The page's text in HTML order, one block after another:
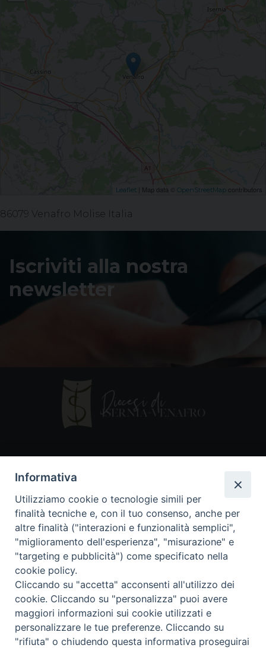
Leaflet | Map data © OpenStreetMap contributors
86079 Venafro Molise Italia
Iscriviti alla nostra
newsletter
86170 Isernia
086550849
segreteria@diocesiiserniavenafro.it
I nostri social
Copyright © 2018 - Diocesi di Isernia-Venafro (C.F.
90008750946). Riproduzione solo con permesso.
Tutti i diritti sono riservati
Informativa
Utilizziamo cookie o tecnologie simili per
finalità tecniche e, con il tuo consenso, anche per
altre finalità ("interazioni e funzionalità semplici",
"miglioramento dell'esperienza", "misurazione" e
"targeting e pubblicità") come specificato nella
cookie policy.
Cliccando su "accetta" acconsenti all'utilizzo dei
cookie. Cliccando su "personalizza" puoi avere
maggiori informazioni sui cookie utilizzati e
personalizzare le tue preferenze. Cliccando su
"rifiuta" o chiudendo questa informativa proseguirai